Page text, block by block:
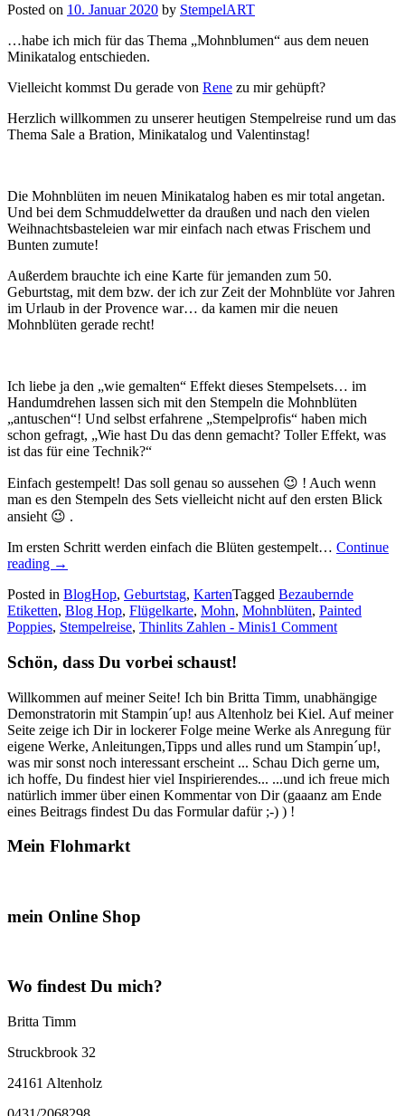
Posted on 10. Januar 2020 by StempelART
…habe ich mich für das Thema „Mohnblumen“ aus dem neuen
Minikatalog entschieden.
Vielleicht kommst Du gerade von Rene zu mir gehüpft?
Herzlich willkommen zu unserer heutigen Stempelreise rund um das
Thema Sale a Bration, Minikatalog und Valentinstag!
Die Mohnblüten im neuen Minikatalog haben es mir total angetan.
Und bei dem Schmuddelwetter da draußen und nach den vielen
Weihnachtsbasteleien war mir einfach nach etwas Frischem und
Bunten zumute!
Außerdem brauchte ich eine Karte für jemanden zum 50.
Geburtstag, mit dem bzw. der ich zur Zeit der Mohnblüte vor Jahren
im Urlaub in der Provence war… da kamen mir die neuen
Mohnblüten gerade recht!
Ich liebe ja den „wie gemalten“ Effekt dieses Stempelsets… im
Handumdrehen lassen sich mit den Stempeln die Mohnblüten
„antuschen“! Und selbst erfahrene „Stempelprofis“ haben mich
schon gefragt, „Wie hast Du das denn gemacht? Toller Effekt, was
ist das für eine Technik?“
Einfach gestempelt! Das soll genau so aussehen 😉 ! Auch wenn
man es den Stempeln des Sets vielleicht nicht auf den ersten Blick
ansieht 😉 .
Im ersten Schritt werden einfach die Blüten gestempelt… Continue
reading „Stempelreise
Blogparade:
Im
Januar…“
→
Posted in BlogHop, Geburtstag, KartenTagged Bezaubernde
Etiketten, Blog Hop, Flügelkarte, Mohn, Mohnblüten, Painted
Poppies, Stempelreise, Thinlits Zahlen - Minis1 Comment
Schön, dass Du vorbei schaust!
Willkommen auf meiner Seite! Ich bin Britta Timm, unabhängige
Demonstratorin mit Stampin´up! aus Altenholz bei Kiel. Auf meiner
Seite zeige ich Dir in lockerer Folge meine Werke als Anregung für
eigene Werke, Anleitungen,Tipps und alles rund um Stampin´up!,
was mir sonst noch interessant erscheint ... Schau Dich gerne um,
ich hoffe, Du findest hier viel Inspirierendes... ...und ich freue mich
natürlich immer über einen Kommentar von Dir (gaaanz am Ende
eines Beitrags findest Du das Formular dafür ;-) ) !
Mein Flohmarkt
mein Online Shop
Wo findest Du mich?
Britta Timm
Struckbrook 32
24161 Altenholz